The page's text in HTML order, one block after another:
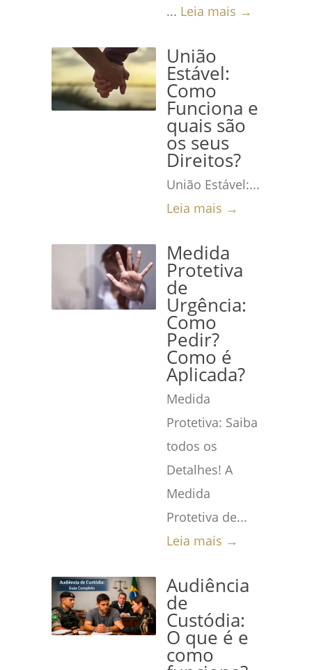
... Leia mais →
União
Estável:
Como
Funciona e
quais são
os seus
Direitos?
União Estável:...
Leia mais →
Medida
Protetiva
de
Urgência:
Como
Pedir?
Como é
Aplicada?
Medida
Protetiva: Saiba
todos os
Detalhes! A
Medida
Protetiva de...
Leia mais →
Audiência
de
Custódia:
O que é e
como